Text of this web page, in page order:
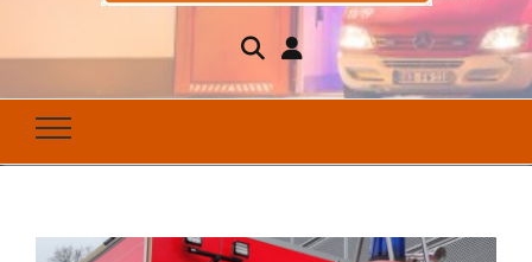
Steinbacher
Feuerwehr
Seit 1877 für Ihren Brandschutz da